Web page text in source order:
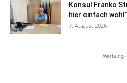
Konsul Franko
hier einfach
7. August 2026
-Werbung-